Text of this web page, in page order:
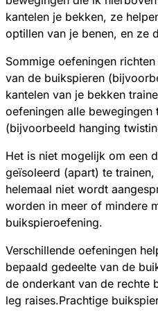
kantelen je bekken, ze
optillen van je benen, en ze
Sommige oefeningen
van de buikspieren
kantelen van je bekken
oefeningen alle bewegingen
(bijvoorbeeld hanging
Het is niet mogelijk om een
geïsoleerd (apart) te
helemaal niet wordt
worden in meer of mindere
buikspieroefening.
Verschillende oefeningen
bepaald gedeelte van de
de onderkant van de rechte
leg raises.Prachtige